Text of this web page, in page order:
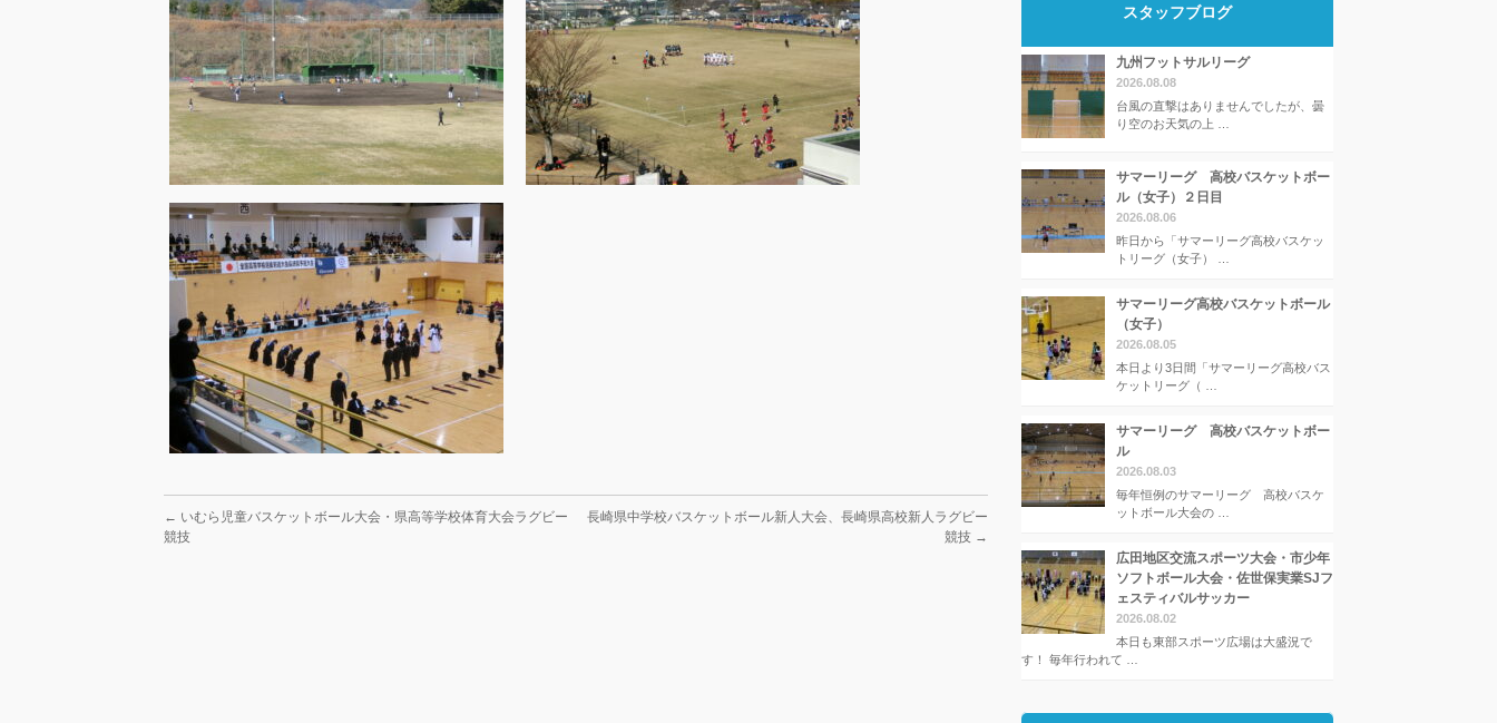
← いむら児童バスケットボール大会・県高等学校体育大会ラグビー
競技
長崎県中学校バスケットボール新人大会、長崎県高校新人ラグビー
競技 →
スタッフブログ
九州フットサルリーグ
2026.08.08
台風の直撃はありませんでしたが、曇
り空のお天気の上 …
サマーリーグ 高校バスケットボー
ル（女子）２日目
2026.08.06
昨日から「サマーリーグ高校バスケッ
トリーグ（女子） …
サマーリーグ高校バスケットボール
（女子）
2026.08.05
本日より3日間「サマーリーグ高校バス
ケットリーグ（ …
サマーリーグ 高校バスケットボー
ル
2026.08.03
毎年恒例のサマーリーグ 高校バスケ
ットボール大会の …
広田地区交流スポーツ大会・市少年
ソフトボール大会・佐世保実業SJフ
ェスティバルサッカー
2026.08.02
本日も東部スポーツ広場は大盛況で
す！ 毎年行われて …